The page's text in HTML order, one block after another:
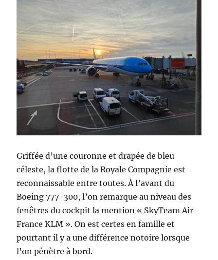
Griffée d’une couronne et drapée de bleu
céleste, la flotte de la Royale Compagnie est
reconnaissable entre toutes. À l’avant du
Boeing 777-300, l’on remarque au niveau des
fenêtres du cockpit la mention « SkyTeam Air
France KLM ». On est certes en famille et
pourtant il y a une différence notoire lorsque
l’on pénètre à bord.